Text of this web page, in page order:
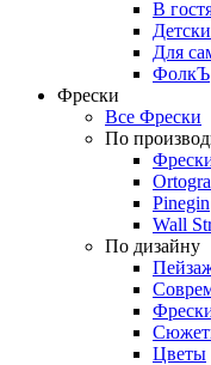
В
Для
ФолкЪ
Фрески
Все Фрески
По
Pinegin
Wall
По дизайну
Цветы